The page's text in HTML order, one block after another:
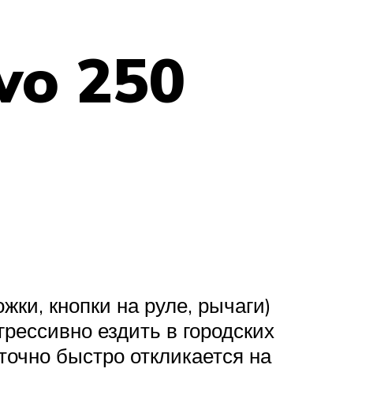
250
кнопки на руле, рычаги)
ездить в городских
быстро откликается на